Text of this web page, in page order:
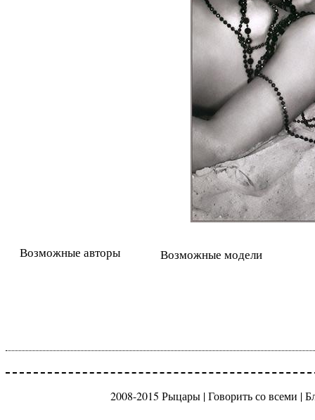
Возможные авторы Возможные модели
2008-2015 Рыцары |Говорить со всеми |